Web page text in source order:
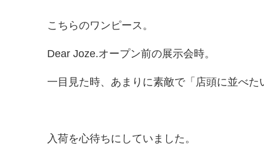
こちらのワンピース。
Dear Joze.オープン前の展示会時。
一目見た時、あまりに素敵で「店頭に並べ
入荷を心待ちにしていました。